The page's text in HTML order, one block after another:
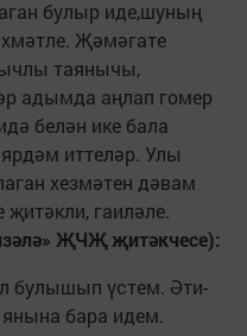
булыр иде,шуның
Җәмәгате
таянычы,
адымда аңлап гомер
белән ике бала
иттеләр. Улы
хезмәтен дәвам
гаиләле.
ҖЧҖ җитәкчесе):
булышып үстем. Әти-
бара идем.